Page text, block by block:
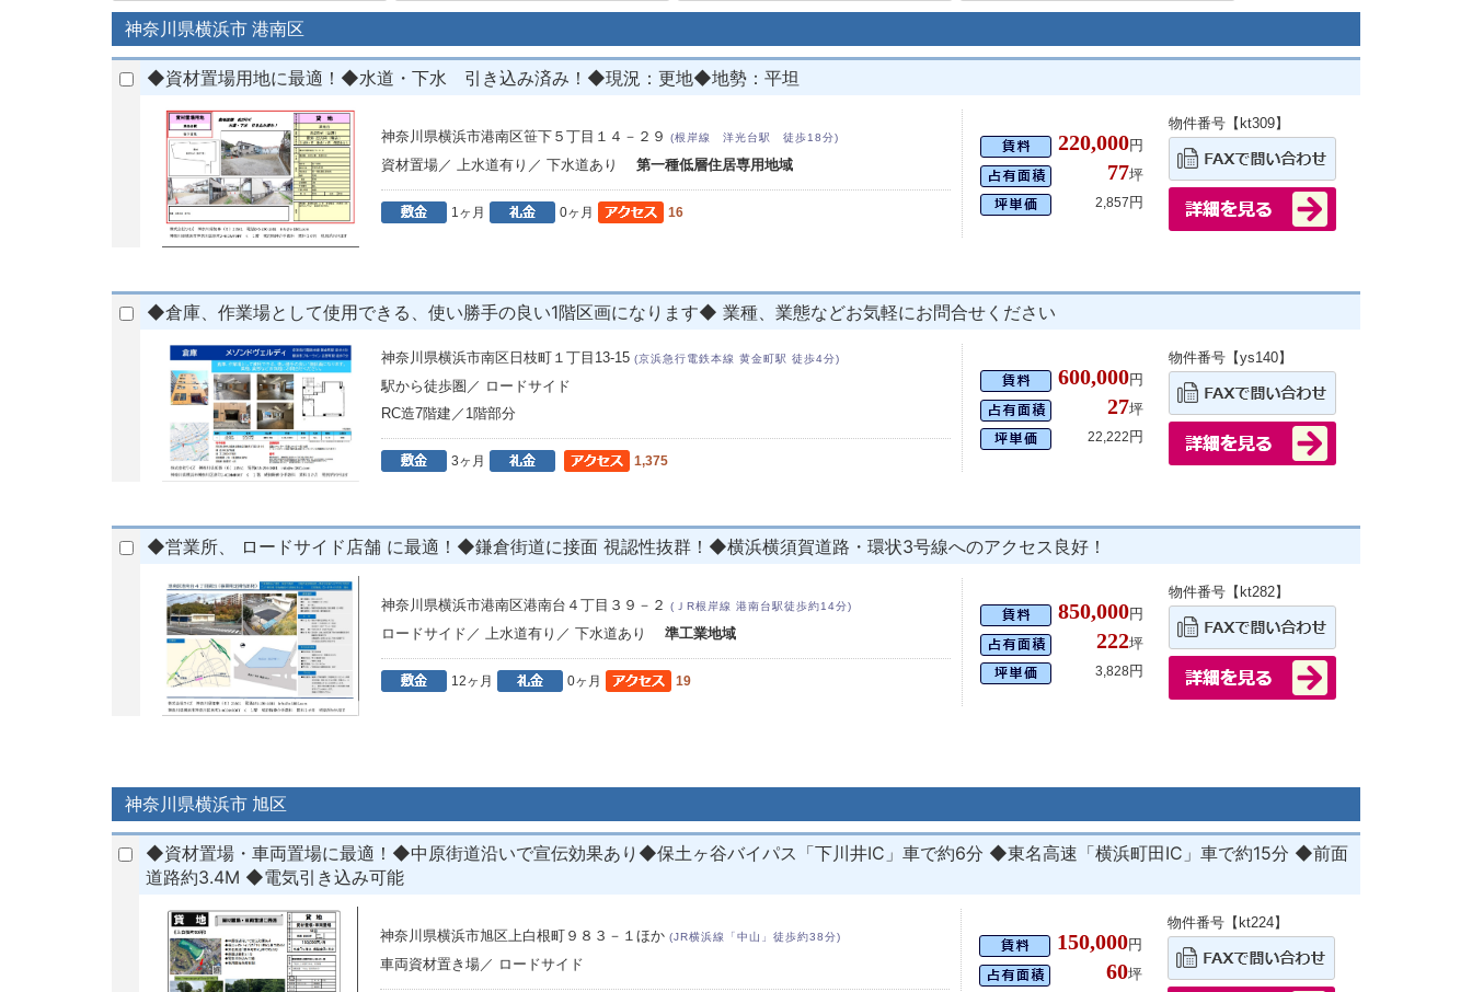
神奈川県横浜市 港南区
◆資材置場用地に最適！◆水道・下水 引き込み済み！◆現況：更地◆地勢：平坦
神奈川県横浜市港南区笹下５丁目１４－２９ (根岸線 洋光台駅 徒歩18分)
資材置場／ 上水道有り／ 下水道あり 第一種低層住居専用地域
1ヶ月 0ヶ月 16
220,000円
77坪
2,857 円
物件番号【kt309】
◆倉庫、作業場として使用できる、使い勝手の良い1階区画になります◆ 業種、業態などお気軽にお問合せください
神奈川県横浜市南区日枝町１丁目13-15 (京浜急行電鉄本線 黄金町駅 徒歩4分)
駅から徒歩圏／ ロードサイド
RC造7階建／1階部分
3ヶ月 1,375
600,000円
27坪
22,222 円
物件番号【ys140】
◆営業所、 ロードサイド店舗 に最適！◆鎌倉街道に接面 視認性抜群！◆横浜横須賀道路・環状3号線へのアクセス良好！
神奈川県横浜市港南区港南台４丁目３９－２ (ＪR根岸線 港南台駅徒歩約14分)
ロードサイド／ 上水道有り／ 下水道あり 準工業地域
12ヶ月 0ヶ月 19
850,000円
222坪
3,828円
物件番号【kt282】
神奈川県横浜市 旭区
◆資材置場・車両置場に最適！◆中原街道沿いで宣伝効果あり◆保土ヶ谷バイパス「下川井IC」車で約6分 ◆東名高速「横浜町田IC」車で約15分 ◆前面
道路約3.4M ◆電気引き込み可能
神奈川県横浜市旭区上白根町９８３－１ほか (JR横浜線「中山」徒歩約38分)
車両資材置き場／ ロードサイド
150,000円
60坪
物件番号【kt224】